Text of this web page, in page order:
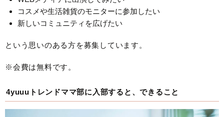
コスメや生活雑貨のモニターに参加したい
新しいコミュニティを広げたい
という思いのある方を募集しています。
※会費は無料です。
4yuuuトレンドママ部に入部すると、できること